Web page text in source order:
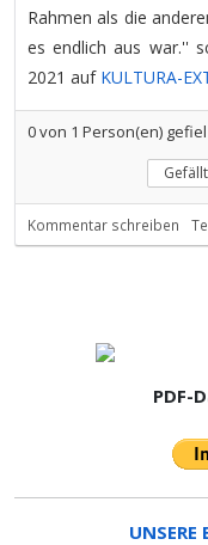
Rahmen als die
es endlich aus war.''
2021 auf KULTURA-
0von 1 Person(en)
Kommentar schreiben
PDF-
UNSERE